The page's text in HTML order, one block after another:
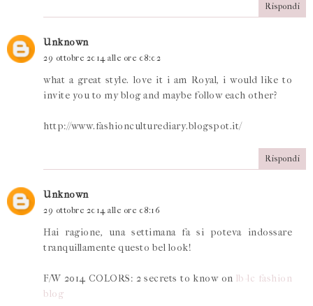
Rispondi
Unknown
29 ottobre 2014 alle ore 08:02
what a great style. love it i am Royal, i would like to
invite you to my blog and maybe follow each other?
http://www.fashionculturediary.blogspot.it/
Rispondi
Unknown
29 ottobre 2014 alle ore 08:16
Hai ragione, una settimana fa si poteva indossare
tranquillamente questo bel look!
F/W 2014 COLORS: 2 secrets to know on lb-lc fashion
blog